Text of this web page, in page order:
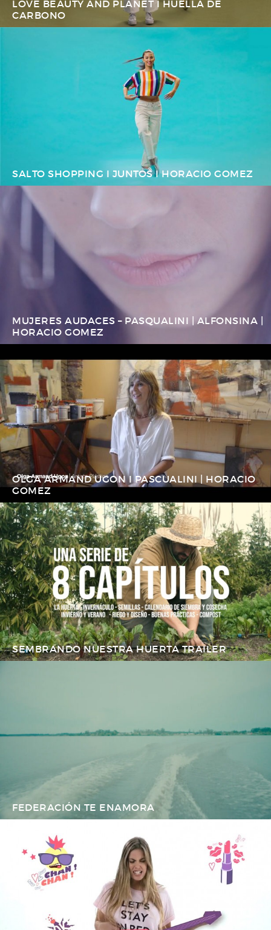
LOVE BEAUTY AND PLANET I HUELLA DE
CARBONO
SALTO SHOPPING I JUNTOS I HORACIO GOMEZ
MUJERES AUDACES – PASQUALINI | ALFONSINA |
HORACIO GOMEZ
OLGA ARMAND UGON I PASCUALINI | HORACIO
GOMEZ
SEMBRANDO NUESTRA HUERTA TRAILER
FEDERACIÓN TE ENAMORA